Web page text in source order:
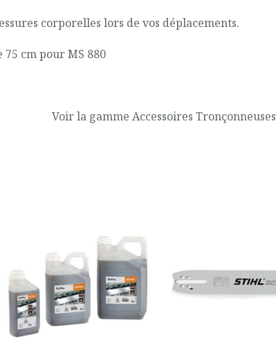
corporelles lors de vos déplacements.
75 cm pour MS 880
Voir la gamme Accessoires Tronçonneuses